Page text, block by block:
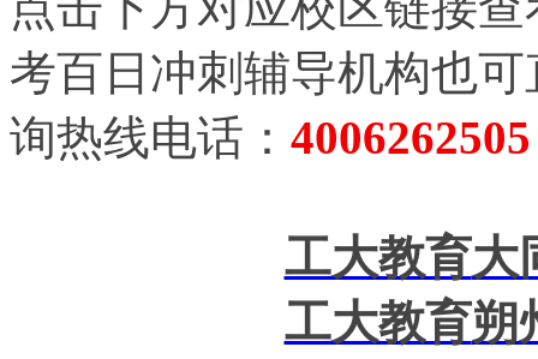
考百日冲刺辅导机构也可
询热线电话： 4006262505
工大教育大
工大教育朔